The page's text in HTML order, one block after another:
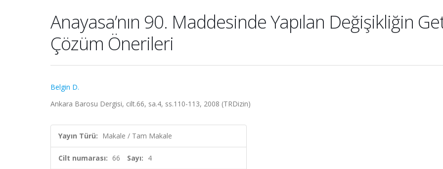
Anayasa’nın 90. Maddesinde Yapılan Değişikliğin
Çözüm Önerileri
Belgin D.
Ankara Barosu Dergisi, cilt.66, sa.4, ss.110-113, 2008 (TRDizin)
Yayın Türü: Makale / Tam Makale
Cilt numarası: 66 Sayı: 4